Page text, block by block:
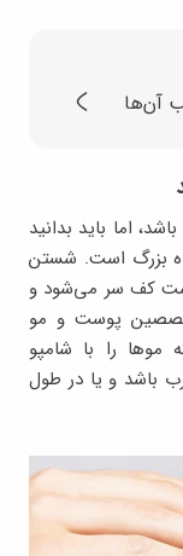
آن‌ها
اما باید بدانید
بزرگ است. شستن
کف سر می‌شود و
پوست و مو
از ۳ بار در هفته موها را با شامپو
باشد و یا در طول